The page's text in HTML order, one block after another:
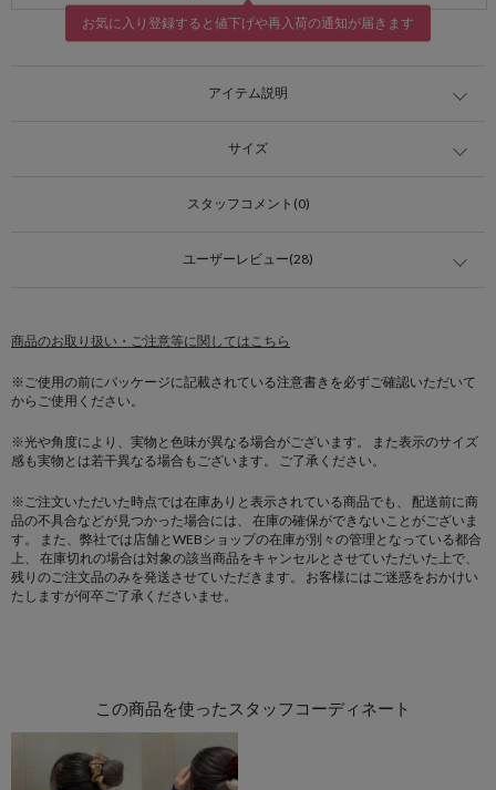
お気に入り登録すると値下げや再入荷の通知が届きます
アイテム説明
サイズ
スタッフコメント(0)
ユーザーレビュー(28)
商品のお取り扱い・ご注意等に関してはこちら
※ご使用の前にパッケージに記載されている注意書きを必ずご確認いただいて
からご使用ください。
※光や角度により、実物と色味が異なる場合がございます。
また表示のサイズ
感も実物とは若干異なる場合もございます。 ご了承ください。
※ご注文いただいた時点では在庫ありと表示されている商品でも、
配送前に商
品の不具合などが見つかった場合には、
在庫の確保ができないことがございま
す。
また、弊社では店舗とWEBショップの在庫が別々の管理となっている都合
上、
在庫切れの場合は対象の該当商品をキャンセルとさせていただいた上で、
残りのご注文品のみを発送させていただきます。
お客様にはご迷惑をおかけい
たしますが何卒ご了承くださいませ。
この商品を使ったスタッフコーディネート